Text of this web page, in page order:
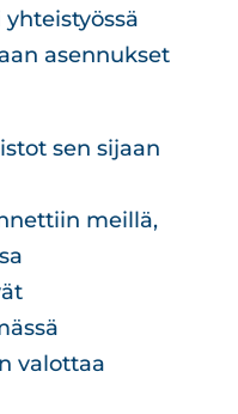
asennukset
sen sijaan
meillä,
valottaa